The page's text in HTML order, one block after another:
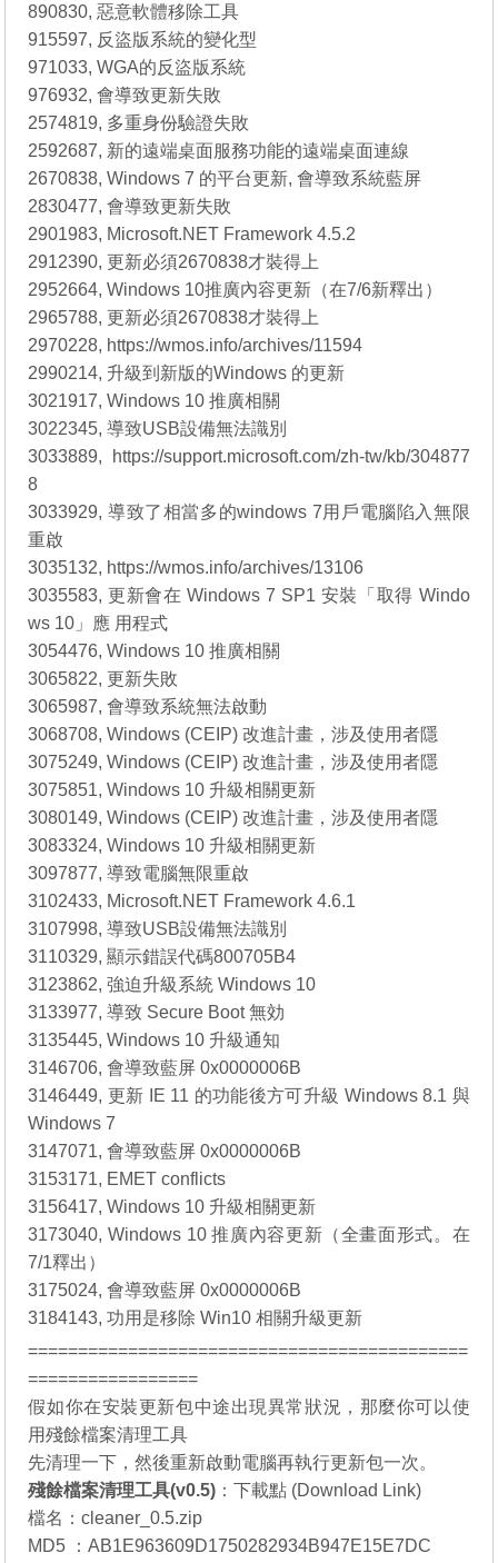
890830, 惡意軟體移除工具
915597, 反盜版系統的變化型
971033, WGA的反盜版系統
976932, 會導致更新失敗
2574819, 多重身份驗證失敗
2592687, 新的遠端桌面服務功能的遠端桌面連線
2670838, Windows 7 的平台更新, 會導致系統藍屏
2830477, 會導致更新失敗
2901983, Microsoft.NET Framework 4.5.2
2912390, 更新必須2670838才裝得上
2952664, Windows 10推廣內容更新（在7/6新釋出）
2965788, 更新必須2670838才裝得上
2970228, https://wmos.info/archives/11594
2990214, 升級到新版的Windows 的更新
3021917, Windows 10 推廣相關
3022345, 導致USB設備無法識別
3033889, https://support.microsoft.com/zh-tw/kb/304877
8
3033929, 導致了相當多的windows 7用戶電腦陷入無限
重啟
3035132, https://wmos.info/archives/13106
3035583, 更新會在 Windows 7 SP1 安裝「取得 Windo
ws 10」應 用程式
3054476, Windows 10 推廣相關
3065822, 更新失敗
3065987, 會導致系統無法啟動
3068708, Windows (CEIP) 改進計畫，涉及使用者隱
3075249, Windows (CEIP) 改進計畫，涉及使用者隱
3075851, Windows 10 升級相關更新
3080149, Windows (CEIP) 改進計畫，涉及使用者隱
3083324, Windows 10 升級相關更新
3097877, 導致電腦無限重啟
3102433, Microsoft.NET Framework 4.6.1
3107998, 導致USB設備無法識別
3110329, 顯示錯誤代碼800705B4
3123862, 強迫升級系統 Windows 10
3133977, 導致 Secure Boot 無効
3135445, Windows 10 升級通知
3146706, 會導致藍屏 0x0000006B
3146449, 更新 IE 11 的功能後方可升級 Windows 8.1 與
Windows 7
3147071, 會導致藍屏 0x0000006B
3153171, EMET conflicts
3156417, Windows 10 升級相關更新
3173040, Windows 10 推廣內容更新（全畫面形式。在
7/1釋出）
3175024, 會導致藍屏 0x0000006B
3184143, 功用是移除 Win10 相關升級更新
============================================
=================
假如你在安裝更新包中途出現異常狀況，那麼你可以使
用殘餘檔案清理工具
先清理一下，然後重新啟動電腦再執行更新包一次。
殘餘檔案清理工具(v0.5) ：下載點 (Download Link)
檔名：cleaner_0.5.zip
MD5 ：AB1E963609D1750282934B947E15E7DC